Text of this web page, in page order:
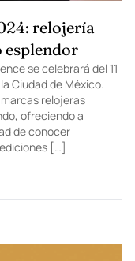
relojería
esplendor
se celebrará del 11
Ciudad de México.
relojeras
ofreciendo a
de conocer
[…]